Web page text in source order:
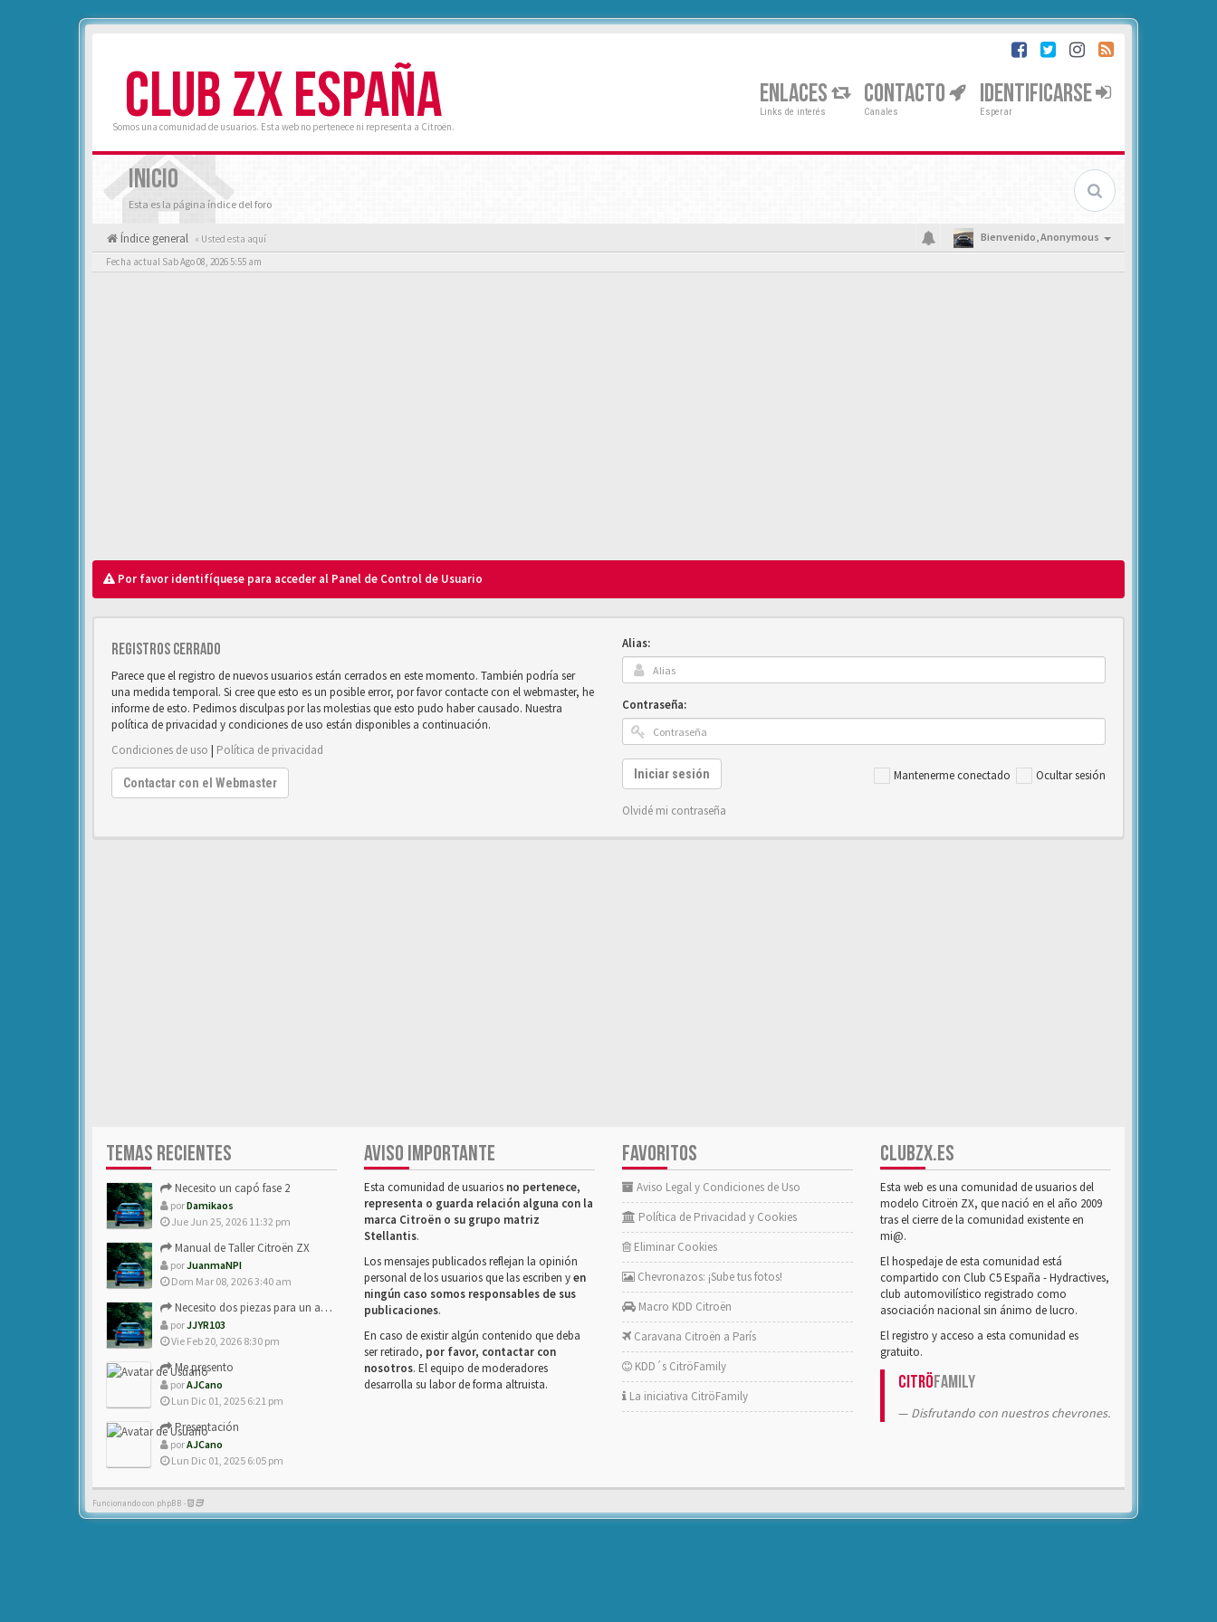
CLUB ZX ESPAÑA
Somos una comunidad de usuarios. Esta web no pertenece ni representa a Citroën.
ENLACES
Links de interés
CONTACTO
Canales
IDENTIFICARSE
Esperar
INICIO
Esta es la página índice del foro
Índice general « Usted esta aquí Bienvenido,Anonymous
Fecha actual Sab Ago 08, 2026 5:55 am
Por favor identifíquese para acceder al Panel de Control de Usuario
Registros cerrado
Parece que el registro de nuevos usuarios están cerrados en este momento. También podría ser
una medida temporal. Si cree que esto es un posible error, por favor contacte con el webmaster, he
informe de esto. Pedimos disculpas por las molestias que esto pudo haber causado. Nuestra
política de privacidad y condiciones de uso están disponibles a continuación.
Condiciones de uso | Política de privacidad
Contactar con el Webmaster
Alias:
Contraseña:
Mantenerme conectado Ocultar sesión
Iniciar sesión
Olvidé mi contraseña
TEMAS RECIENTES
Necesito un capó fase 2
porDamikaos
Jue Jun 25, 2026 11:32 pm
Manual de Taller Citroën ZX
porJuanmaNPI
Dom Mar 08, 2026 3:40 am
Necesito dos piezas para un amigo con ZX.
porJJYR103
Vie Feb 20, 2026 8:30 pm
Me presento
porAJCano
Lun Dic 01, 2025 6:21 pm
Presentación
porAJCano
Lun Dic 01, 2025 6:05 pm
AVISO IMPORTANTE
Esta comunidad de usuarios no pertenece,
representa o guarda relación alguna con la
marca Citroën o su grupo matriz
Stellantis.
Los mensajes publicados reflejan la opinión
personal de los usuarios que las escriben yen
ningún caso somos responsables de sus
publicaciones.
En caso de existir algún contenido que deba
ser retirado, por favor, contactar con
nosotros. El equipo de moderadores
desarrolla su labor de forma altruista.
FAVORITOS
Aviso Legal y Condiciones de Uso
Política de Privacidad y Cookies
Eliminar Cookies
Chevronazos: ¡Sube tus fotos!
Macro KDD Citroën
Caravana Citroën a París
KDD´s CitröFamily
La iniciativa CitröFamily
CLUBZX.ES
Esta web es una comunidad de usuarios del
modelo Citroën ZX, que nació en el año 2009
tras el cierre de la comunidad existente en
mi@.
El hospedaje de esta comunidad está
compartido con Club C5 España - Hydractives,
club automovilístico registrado como
asociación nacional sin ánimo de lucro.
El registro y acceso a esta comunidad es
gratuito.
CitröFamily
Disfrutando con nuestros chevrones.
Funcionando con phpBB -